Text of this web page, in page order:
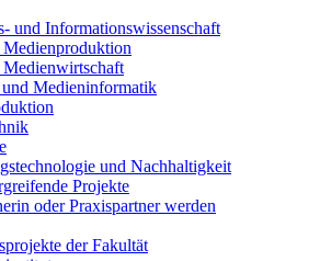
und Informationswissenschaft
Medieninformatik
und Nachhaltigkeit
Projekte
oder Praxispartner werden
der Fakultät